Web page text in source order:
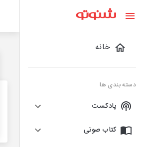
خانه
دسته بندی ها
پادکست
کتاب صوتی